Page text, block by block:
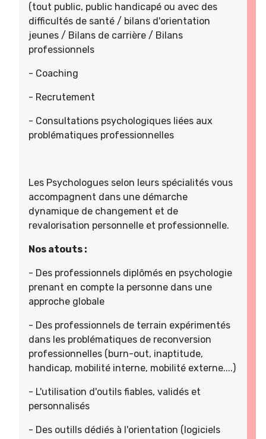
(tout public, public handicapé ou avec des
difficultés de santé / bilans d'orientation
jeunes / Bilans de carrière / Bilans
professionnels
- Coaching
- Recrutement
- Consultations psychologiques liées aux
problématiques professionnelles
Les Psychologues selon leurs spécialités vous
accompagnent dans une démarche
dynamique de changement et de
revalorisation personnelle et professionnelle.
Nos atouts :
- Des professionnels diplômés en psychologie
prenant en compte la personne dans une
approche globale
- Des professionnels de terrain expérimentés
dans les problématiques de reconversion
professionnelles (burn-out, inaptitude,
handicap, mobilité interne, mobilité externe....)
- L'utilisation d'outils fiables, validés et
personnalisés
- Des outills dédiés à l'orientation (logiciels